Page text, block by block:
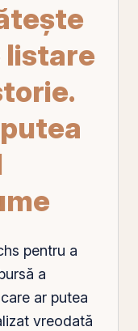
listare
pentru a
a
ar putea
vreodată